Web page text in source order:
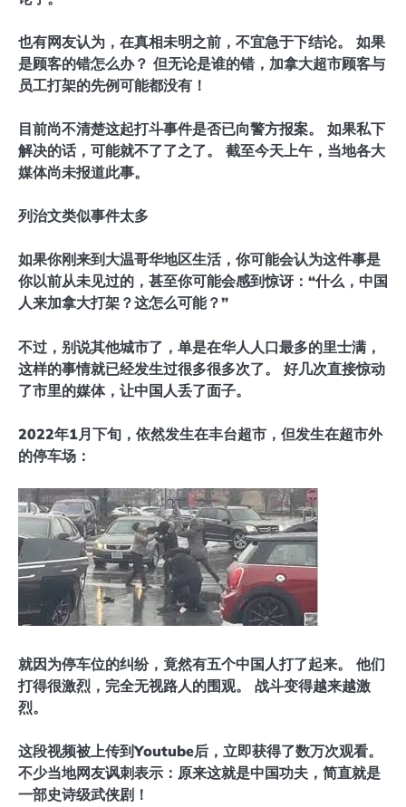
也有网友认为，在真相未明之前，不宜急于下结论。 如果
是顾客的错怎么办？ 但无论是谁的错，加拿大超市顾客与
员工打架的先例可能都没有！
目前尚不清楚这起打斗事件是否已向警方报案。 如果私下
解决的话，可能就不了了之了。 截至今天上午，当地各大
媒体尚未报道此事。
列治文类似事件太多
如果你刚来到大温哥华地区生活，你可能会认为这件事是
你以前从未见过的，甚至你可能会感到惊讶：“什么，中国
人来加拿大打架？这怎么可能？”
不过，别说其他城市了，单是在华人人口最多的里士满，
这样的事情就已经发生过很多很多次了。 好几次直接惊动
了市里的媒体，让中国人丢了面子。
2022年1月下旬，依然发生在丰台超市，但发生在超市外
的停车场：
就因为停车位的纠纷，竟然有五个中国人打了起来。 他们
打得很激烈，完全无视路人的围观。 战斗变得越来越激
烈。
这段视频被上传到Youtube后，立即获得了数万次观看。
不少当地网友讽刺表示：原来这就是中国功夫，简直就是
一部史诗级武侠剧！